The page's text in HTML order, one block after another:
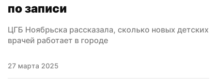
по записи
ЦГБ Ноябрьска рассказала, сколько новых детских
врачей работает в городе
27 марта 2025